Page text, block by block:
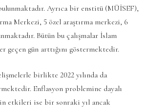
Ayrıca bir enstitü (MÜİSEF),
Merkezi, 5 özel araştırma merkezi, 6
Bütün bu çalışmalar İslam
geçen gün arttığını göstermektedir.
birlikte 2022 yılında da
Enflasyon problemine dayalı
etkileri ise bir sonraki yıl ancak